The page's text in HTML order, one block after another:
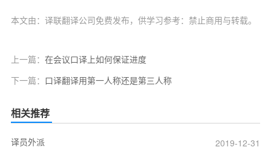
本文由：译联翻译公司免费发布，供学习参考：禁止商用与转载。
上一篇： 在会议口译上如何保证进度
下一篇： 口译翻译用第一人称还是第三人称
相关推荐
译员外派
2019-12-31